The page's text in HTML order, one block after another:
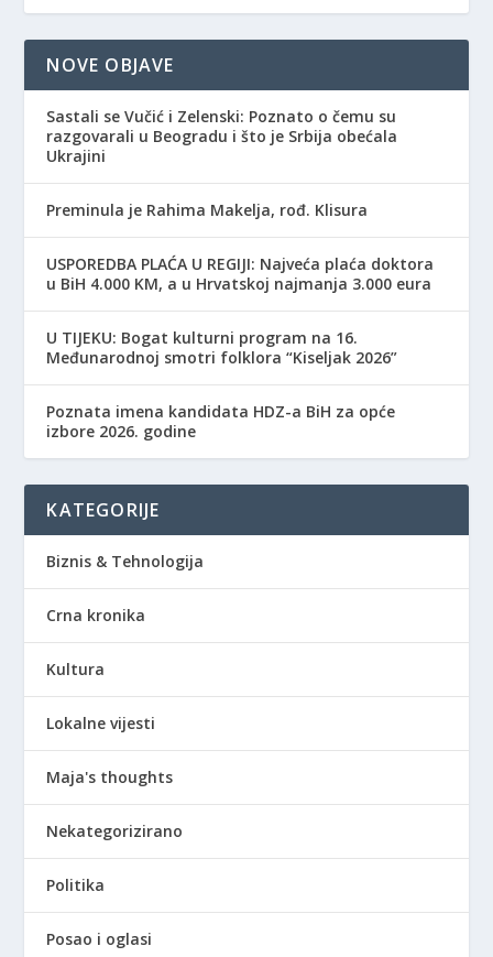
NOVE OBJAVE
Sastali se Vučić i Zelenski: Poznato o čemu su
razgovarali u Beogradu i što je Srbija obećala
Ukrajini
Preminula je Rahima Makelja, rođ. Klisura
USPOREDBA PLAĆA U REGIJI: Najveća plaća doktora
u BiH 4.000 KM, a u Hrvatskoj najmanja 3.000 eura
​U TIJEKU: Bogat kulturni program na 16.
Međunarodnoj smotri folklora “Kiseljak 2026”
Poznata imena kandidata HDZ-a BiH za opće
izbore 2026. godine
KATEGORIJE
Biznis & Tehnologija
Crna kronika
Kultura
Lokalne vijesti
Maja's thoughts
Nekategorizirano
Politika
Posao i oglasi